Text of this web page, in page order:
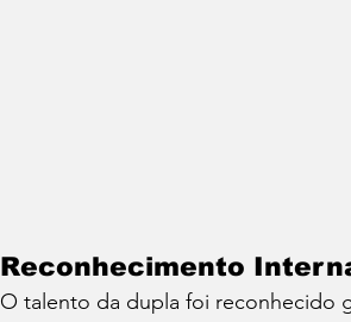
Reconhecimento
O talento da dupla foi reconhecido